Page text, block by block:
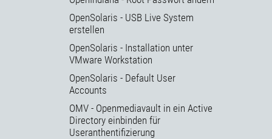
OpenSolaris - USB Live System
erstellen
OpenSolaris - Installation unter
VMware Workstation
OpenSolaris - Default User
Accounts
OMV - Openmediavault in ein Active
Directory einbinden für
Useranthentifizierung